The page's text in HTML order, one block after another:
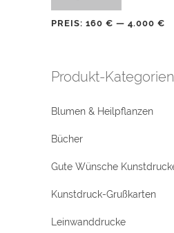
PREIS: 160 € — 4.000 €
Produkt-Kategorien
Blumen & Heilpflanzen
Bücher
Gute Wünsche
Kunstdruck-Grußkarten
Leinwanddrucke